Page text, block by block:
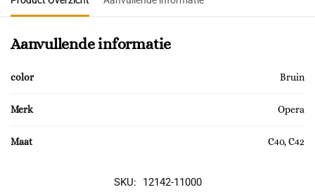
Aanvullende informatie
color Bruin
Merk Opera
Maat C40, C42
SKU:
12142-11000